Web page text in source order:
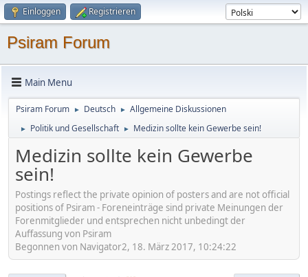
Einloggen Registrieren
Psiram Forum
Main Menu
Psiram Forum ► Deutsch ► Allgemeine Diskussionen
► Politik und Gesellschaft ► Medizin sollte kein Gewerbe sein!
Medizin sollte kein Gewerbe
sein!
Postings reflect the private opinion of posters and are not official
positions of Psiram - Foreneinträge sind private Meinungen der
Forenmitglieder und entsprechen nicht unbedingt der
Auffassung von Psiram
Begonnen von Navigator2, 18. März 2017, 10:24:22